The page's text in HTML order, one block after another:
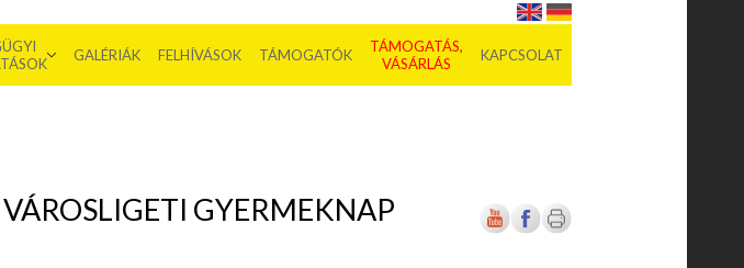
GALÉRIÁK FELHÍVÁSOK TÁMOGATÓK
TÁMOGATÁS,
VÁSÁRLÁS
KAPCSOLAT
GYERMEKNAP